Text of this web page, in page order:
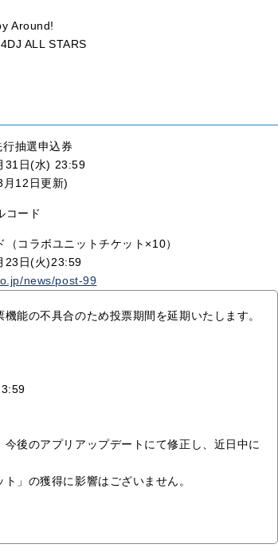
Around!
ALL STARS
抽選申込券
31日(水) 23:59
12日更新)
コード
コラボユニットチケット×10）
23日(火)23:59
news/post-99
能の不具合のため投票期間を延期いたします。
後のアプリアップデートにて修正し、近日中に
」の獲得に影響はございません。